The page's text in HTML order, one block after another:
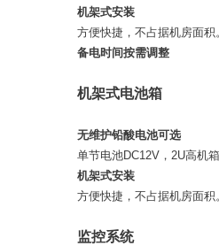
机架式安装
方便快捷，不占据机房面积
备电时间按需调整
机架式电池箱
无维护铅酸电池可选
单节电池DC12V，2U高机
机架式安装
方便快捷，不占据机房面积
监控系统